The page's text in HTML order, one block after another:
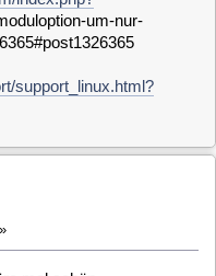
TechnoTrend
zwischen
liegt die
beide
9.0.2 bis
alle